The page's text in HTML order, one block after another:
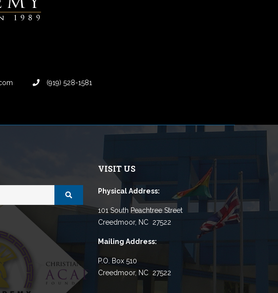
(919) 528-1581
VISIT US
Physical Address:
101 South Peachtree Street
Creedmoor, NC 27522
Mailing Address:
P.O. Box 510
Creedmoor, NC 27522